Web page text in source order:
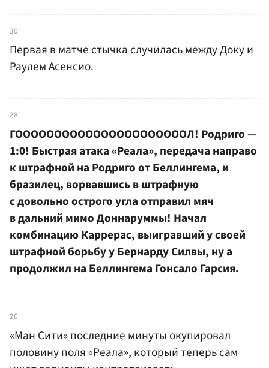
30'
Первая в матче стычка случилась между Доку и
Раулем Асенсио.
28'
ГООООООООООООООООООООООЛ! Родриго —
1:0! Быстрая атака «Реала», передача направо
к штрафной на Родриго от Беллингема, и
бразилец, ворвавшись в штрафную
с довольно острого угла отправил мяч
в дальний мимо Доннаруммы! Начал
комбинацию Каррерас, выигравший у своей
штрафной борьбу у Бернарду Силвы, ну а
продолжил на Беллингема Гонсало Гарсия.
26'
«Ман Сити» последние минуты окупировал
половину поля «Реала», который теперь сам